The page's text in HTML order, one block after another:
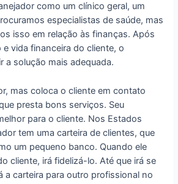
como um clínico geral, um
especialistas de saúde, mas
isso em relação às finanças. Após
vida financeira do cliente, o
a solução mais adequada.
mas coloca o cliente em contato
presta bons serviços. Seu
para o cliente. Nos Estados
tem uma carteira de clientes, que
um pequeno banco. Quando ele
cliente, irá fidelizá-lo. Até que irá se
a carteira para outro profissional no